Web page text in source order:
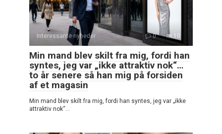
Interessante nyheder 0 10
Min mand blev skilt fra mig, fordi han
syntes, jeg var „ikke attraktiv nok“…
to år senere så han mig på forsiden
af et magasin
Min mand blev skilt fra mig, fordi han syntes, jeg var „ikke
attraktiv nok“…